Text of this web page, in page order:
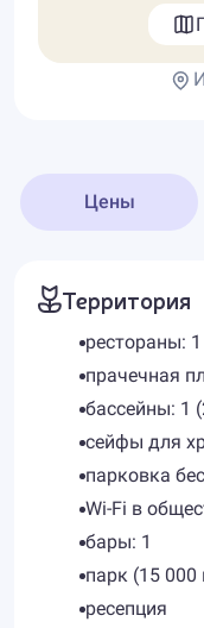
Цены
Территория
рестораны: 1
прачечная
бассейны: 1
сейфы для
парковка
Wi-Fi в
бары: 1
парк (15 000
ресепция